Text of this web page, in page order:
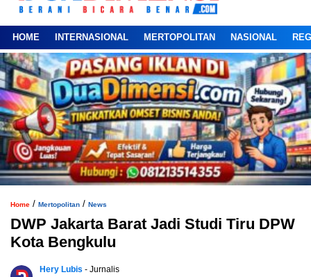
HOME INTERNASIONAL MERTOPOLITAN NASIONAL
Home / Mertopolitan / News
DWP Jakarta Barat Jadi Studi Tiru DPW
Kota Bengkulu
Hery Lubis - Jurnalis